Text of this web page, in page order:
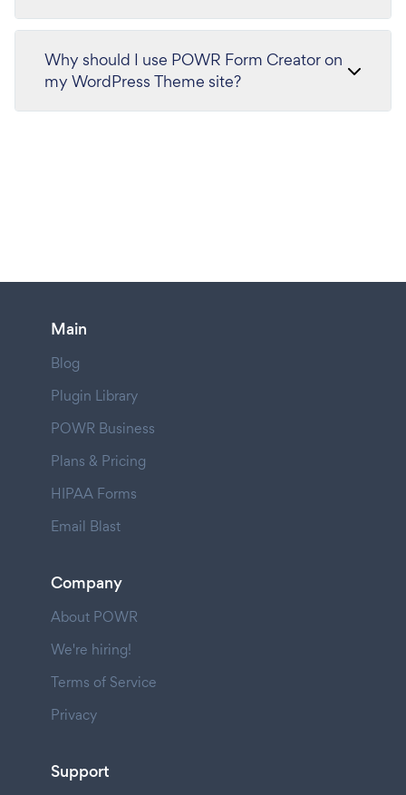
Why should I use POWR Form Creator on
my WordPress Theme site?
Main
Blog
Plugin Library
POWR Business
Plans & Pricing
HIPAA Forms
Email Blast
Company
About POWR
We're hiring!
Terms of Service
Privacy
Support